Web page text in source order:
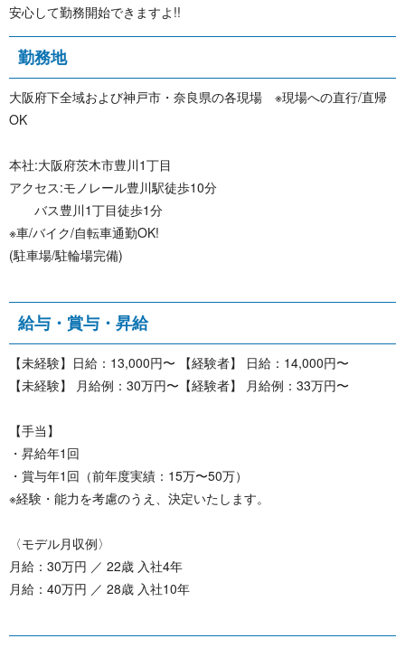
安心して勤務開始できますよ!!
勤 務 地
大阪府下全域および神戸市・奈良県の各現場 ※現場への直行/直帰
OK
本社:大阪府茨木市豊川1丁目
アクセス:モノレール豊川駅徒歩10分
バス豊川1丁目徒歩1分
※車/バイク/自転車通勤OK!
(駐車場/駐輪場完備)
給与・賞 与 ・ 昇 給
【未経験】日給：13,000円〜 【経験者】 日給：14,000円〜
【未経験】 月給例：30万円〜【経験者】 月給例：33万円〜
【手当】
・昇給年1回
・賞与年1回（前年度実績：15万〜50万）
※経験・能力を考慮のうえ、決定いたします。
〈モデル月収例〉
月給：30万円 ／ 22歳 入社4年
月給：40万円 ／ 28歳 入社10年